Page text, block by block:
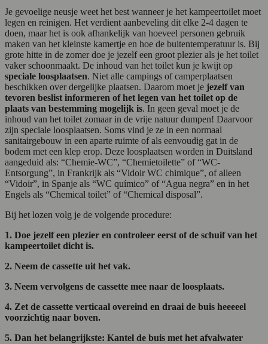
Je gevoelige neusje weet het best wanneer je het kampeertoilet moet
legen en reinigen. Het verdient aanbeveling dit elke 2-4 dagen te
doen, maar het is ook afhankelijk van hoeveel personen gebruik
maken van het kleinste kamertje en hoe de buitentemperatuur is. Bij
grote hitte in de zomer doe je jezelf een groot plezier als je het toilet
vaker schoonmaakt. De inhoud van het toilet kun je kwijt op
speciale loosplaatsen. Niet alle campings of camperplaatsen
beschikken over dergelijke plaatsen. Daarom moet je jezelf van
tevoren beslist informeren of het legen van het toilet op de
plaats van bestemming mogelijk is. In geen geval moet je de
inhoud van het toilet zomaar in de vrije natuur dumpen! Daarvoor
zijn speciale loosplaatsen. Soms vind je ze in een normaal
sanitairgebouw in een aparte ruimte of als eenvoudig gat in de
bodem met een klep erop. Deze loosplaatsen worden in Duitsland
aangeduid als: “Chemie-WC”, “Chemietoilette” of “WC-
Entsorgung”, in Frankrijk als “Vidoir WC chimique”, of alleen
“Vidoir”, in Spanje als “WC químico” of “Agua negra” en in het
Engels als “Chemical toilet” of “Chemical disposal”.
Bij het lozen volg je de volgende procedure:
1. Doe jezelf een plezier en controleer eerst of de schuif van het
kampeertoilet dicht is.
2. Neem de cassette uit het vak.
3. Neem vervolgens de cassette mee naar de loosplaats.
4. Zet de cassette verticaal overeind en draai de buis heeeeel
voorzichtig naar boven.
5. Dan het belangrijkste: Kantel de buis met het afvalwater